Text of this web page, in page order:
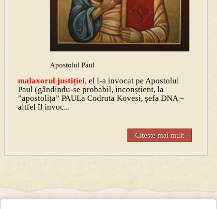
Apostolul Paul
malaxorul justiției, el l-a invocat pe Apostolul
Paul (gândindu-se probabil, inconștient, la
”apostolița” PAULa Codruta Kovesi, șefa DNA –
altfel îl invoc...
Citeste mai mult